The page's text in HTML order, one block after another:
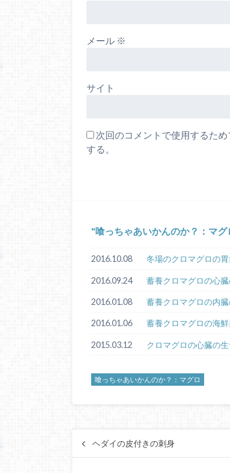
メール ※
サイト
次回のコメントで使用するた
する。
喰っちゃあいかんのか？：マグ
2016.10.08 冬場のクロマグロの
2016.09.24 蓄養クロマグロの心
2016.01.08 蓄養クロマグロの内
2016.01.06 蓄養クロマグロの海
2015.03.12 クロマグロの心臓の生
喰っちゃあいかんのか？：マグロ
ヘダイの皮付きの刺身